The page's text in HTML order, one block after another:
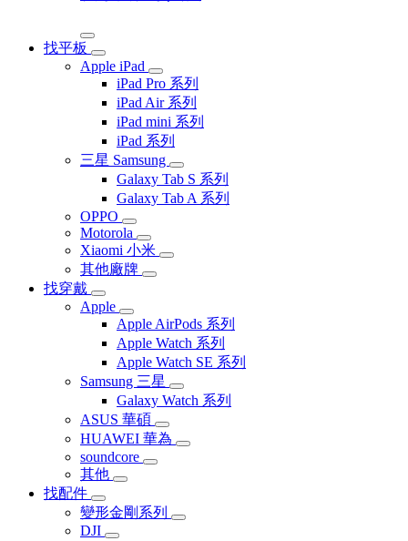
找平板
Apple iPad
iPad Pro 系列
iPad Air 系列
iPad mini 系列
iPad 系列
三星 Samsung
Galaxy Tab S 系列
Galaxy Tab A 系列
OPPO
Motorola
Xiaomi 小米
其他廠牌
找穿戴
Apple
Apple AirPods 系列
Apple Watch 系列
Apple Watch SE 系列
Samsung 三星
Galaxy Watch 系列
ASUS 華碩
HUAWEI 華為
soundcore
其他
找配件
變形金剛系列
DJI